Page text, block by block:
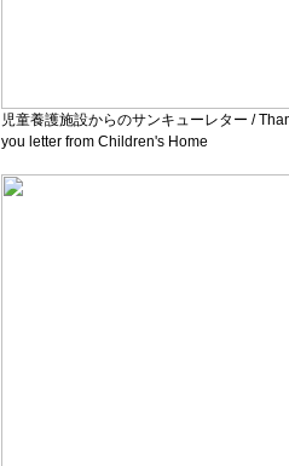
児童養護施設からのサンキューレター /
you letter from Children's Home